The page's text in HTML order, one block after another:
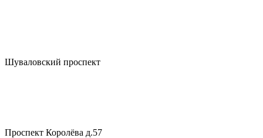
Шуваловский проспект
Проспект Королёва д.57